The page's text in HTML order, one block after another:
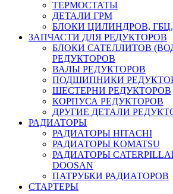
ТЕРМОСТАТЫ
ДЕТАЛИ ГРМ
БЛОКИ ЦИЛИНДРОВ,
ЗАПЧАСТИ ДЛЯ РЕДУКТОРОВ
БЛОКИ САТЕЛЛИТОВ
РЕДУКТОРОВ
ВАЛЫ РЕДУКТОРОВ
ПОДШИПНИКИ
ШЕСТЕРНИ РЕДУКТОРОВ
КОРПУСА РЕДУКТОРОВ
ДРУГИЕ ДЕТАЛИ
РАДИАТОРЫ
РАДИАТОРЫ HITACHI
РАДИАТОРЫ KOMATSU
РАДИАТОРЫ
DOOSAN
ПАТРУБКИ РАДИАТОРОВ
СТАРТЕРЫ